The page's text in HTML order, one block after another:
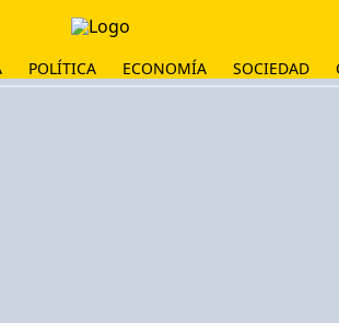
POLÍTICA ECONOMÍA SOCIEDAD